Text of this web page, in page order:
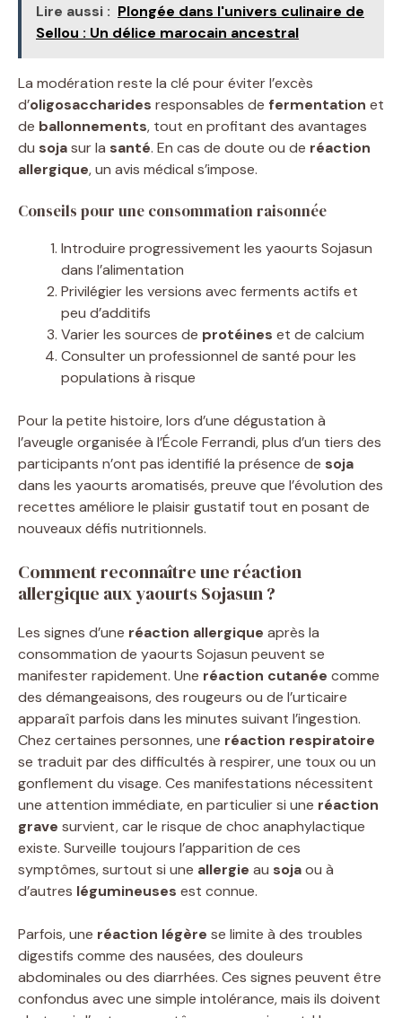
Lire aussi : Plongée dans l'univers culinaire de
Sellou : Un délice marocain ancestral
La modération reste la clé pour éviter l’excès
d’oligosaccharides responsables de fermentation et
de ballonnements, tout en profitant des avantages
du sojasur la santé. En cas de doute ou de réaction
allergique, un avis médical s’impose.
Conseils pour une consommation raisonnée
Introduire progressivement les yaourts Sojasun
dans l’alimentation
Privilégier les versions avec ferments actifs et
peu d’additifs
Varier les sources de protéines et de calcium
Consulter un professionnel de santé pour les
populations à risque
Pour la petite histoire, lors d’une dégustation à
l’aveugle organisée à l’École Ferrandi, plus d’un tiers des
participants n’ont pas identifié la présence de soja
dans les yaourts aromatisés, preuve que l’évolution des
recettes améliore le plaisir gustatif tout en posant de
nouveaux défis nutritionnels.
Comment reconnaître une réaction
allergique aux yaourts Sojasun ?
Les signes d’une réaction allergique après la
consommation de yaourts Sojasun peuvent se
manifester rapidement. Une réaction cutanée comme
des démangeaisons, des rougeurs ou de l’urticaire
apparaît parfois dans les minutes suivant l’ingestion.
Chez certaines personnes, une réaction respiratoire
se traduit par des difficultés à respirer, une toux ou un
gonflement du visage. Ces manifestations nécessitent
une attention immédiate, en particulier si une réaction
grave survient, car le risque de choc anaphylactique
existe. Surveille toujours l’apparition de ces
symptômes, surtout si une allergie au sojaou à
d’autres légumineuses est connue.
Parfois, une réaction légère se limite à des troubles
digestifs comme des nausées, des douleurs
abdominales ou des diarrhées. Ces signes peuvent être
confondus avec une simple intolérance, mais ils doivent